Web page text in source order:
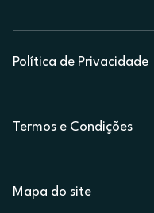
Política de Privacidade
Termos e Condições
Mapa do site